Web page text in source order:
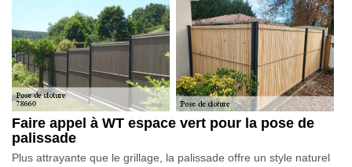
Faire appel à WT espace vert pour la pose de
palissade
Plus attrayante que le grillage, la palissade offre un style naturel